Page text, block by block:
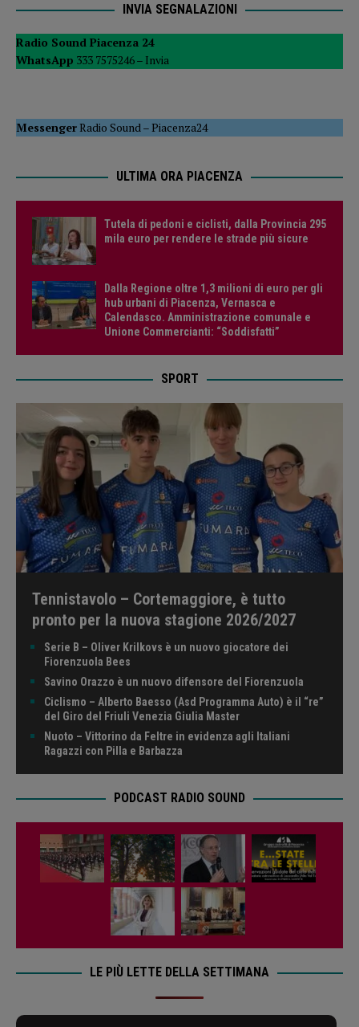
INVIA SEGNALAZIONI
Radio Sound Piacenza 24
WhatsApp 333 7575246 – Invia
MessengerRadio Sound –Piacenza24
ULTIMA ORA PIACENZA
Tutela di pedoni e ciclisti, dalla Provincia 295
mila euro per rendere le strade più sicure
Dalla Regione oltre 1,3 milioni di euro per gli
hub urbani di Piacenza, Vernasca e
Calendasco. Amministrazione comunale e
Unione Commercianti: “Soddisfatti”
SPORT
Tennistavolo – Cortemaggiore, è tutto
pronto per la nuova stagione 2026/2027
Serie B – Oliver Krilkovs è un nuovo giocatore dei
Fiorenzuola Bees
Savino Orazzo è un nuovo difensore del Fiorenzuola
Ciclismo – Alberto Baesso (Asd Programma Auto) è il “re”
del Giro del Friuli Venezia Giulia Master
Nuoto – Vittorino da Feltre in evidenza agli Italiani
Ragazzi con Pilla e Barbazza
PODCAST RADIO SOUND
LE PIÙ LETTE DELLA SETTIMANA